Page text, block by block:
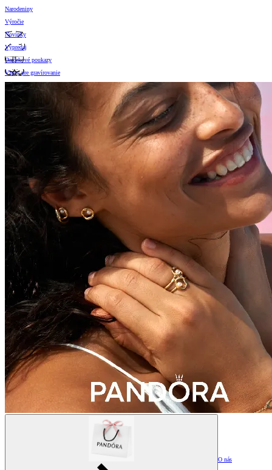
Narodeniny
Výročie
Novinky
Výpredaj
Darčekové poukazy
Vzory pre gravírovanie
O nás